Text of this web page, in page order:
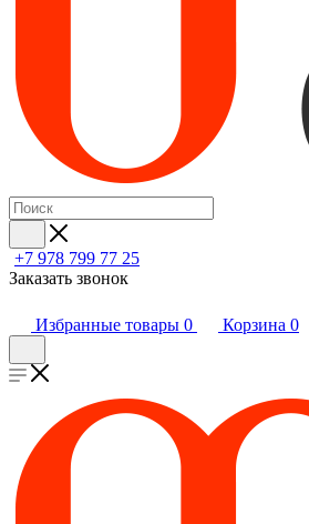
+7 978 799 77 25
Заказать звонок
Избранные товары 0 Корзина 0